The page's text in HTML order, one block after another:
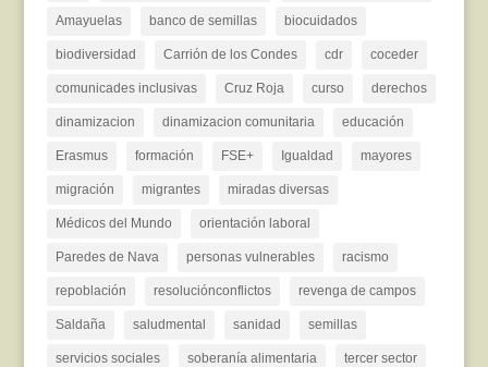
Amayuelas banco de semillas biocuidados
biodiversidad Carrión de los Condes cdr coceder
comunicades inclusivas Cruz Roja curso derechos
dinamizacion dinamizacion comunitaria educación
Erasmus formación FSE+ Igualdad mayores
migración migrantes miradas diversas
Médicos del Mundo orientación laboral
Paredes de Nava personas vulnerables racismo
repoblación resoluciónconflictos revenga de campos
Saldaña saludmental sanidad semillas
servicios sociales soberanía alimentaria tercer sector